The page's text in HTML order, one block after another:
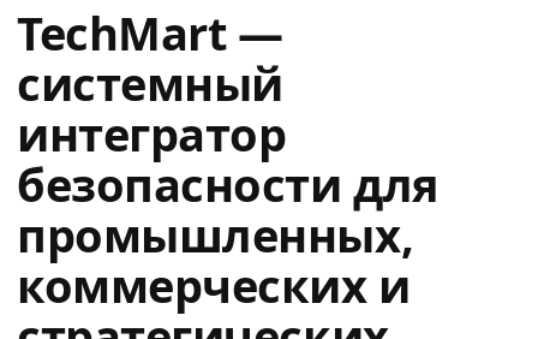
TechMart —
системный
интегратор
безопасности для
промышленных,
коммерческих и